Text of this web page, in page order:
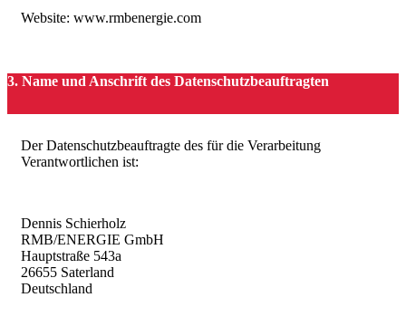
Website: www.rmbenergie.com
3. Name und Anschrift des Datenschutzbeauftragten
Der Datenschutzbeauftragte des für die Verarbeitung
Verantwortlichen ist:
Dennis Schierholz
RMB/ENERGIE GmbH
Hauptstraße 543a
26655 Saterland
Deutschland